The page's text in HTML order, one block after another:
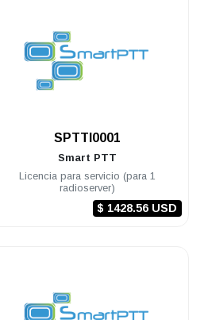
SPTTI0001
Smart PTT
Licencia para servicio (para 1
radioserver)
$ 1428.56 USD